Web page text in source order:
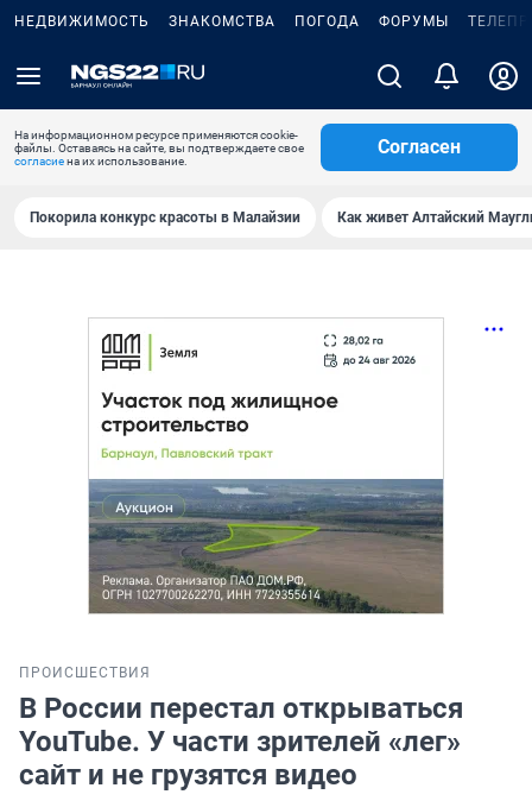
НЕДВИЖИМОСТЬ ЗНАКОМСТВА ПОГОДА ФОРУМЫ
На информационном ресурсе применяются cookie-
файлы. Оставаясь на сайте, вы подтверждаете свое
согласиена их использование.
Согласен
Покорила конкурс красоты в Малайзии Как живет Алтайский
ПРОИСШЕСТВИЯ
В России перестал открываться
YouTube. У части зрителей «лег»
сайт и не грузятся видео